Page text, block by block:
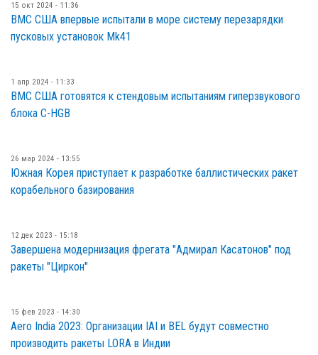
15 окт 2024 - 11:36
ВМС США впервые испытали в море систему перезарядки
пусковых установок Mk41
1 апр 2024 - 11:33
ВМС США готовятся к стендовым испытаниям гиперзвукового
блока C-HGB
26 мар 2024 - 13:55
Южная Корея приступает к разработке баллистических ракет
корабельного базирования
12 дек 2023 - 15:18
Завершена модернизация фрегата "Адмирал Касатонов" под
ракеты "Циркон"
15 фев 2023 - 14:30
Aero India 2023: Организации IAI и BEL будут совместно
производить ракеты LORA в Индии